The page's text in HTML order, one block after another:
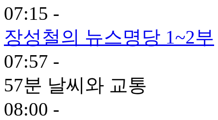
07:15 -
장성철의 뉴스명당 1~2부
07:57 -
57분 날씨와 교통
08:00 -